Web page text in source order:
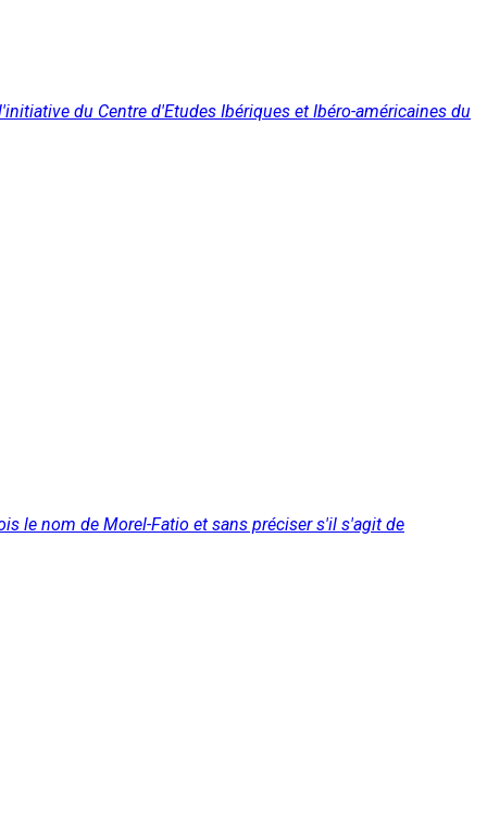
du Centre d'Etudes Ibériques et Ibéro-américaines du
le nom de Morel-Fatio et sans préciser s'il s'agit de